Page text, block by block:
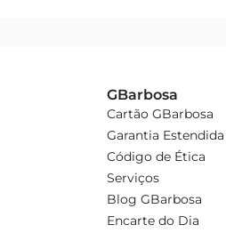
GBarbosa
Cartão GBarbosa
Garantia Estendida
Código de Ética
Serviços
Blog GBarbosa
Encarte do Dia